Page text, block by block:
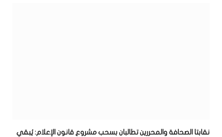
نقابتا الصحافة والمحررين تطالبان بسحب مشروع قانون الإعلام: يُبقي